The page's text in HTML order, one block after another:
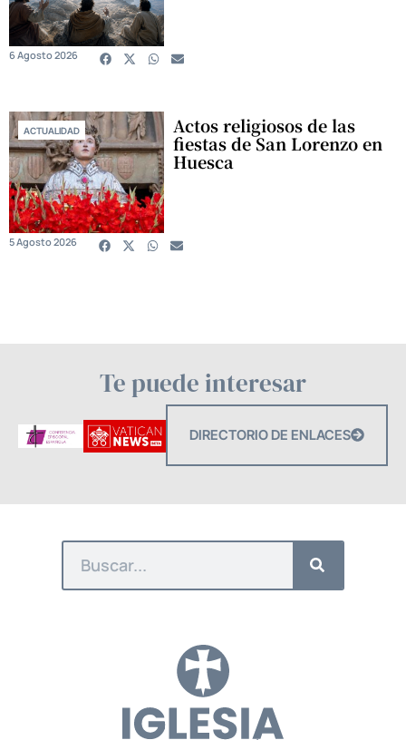
6 Agosto 2026
ACTUALIDAD Actos religiosos de las
fiestas de San Lorenzo en
Huesca
5 Agosto 2026
Te puede interesar
DIRECTORIO DE ENLACES